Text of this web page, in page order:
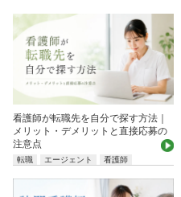
看護師が転職先を自分で探す方法｜
メリット・デメリットと直接応募の
注意点
転職 エージェント 看護師